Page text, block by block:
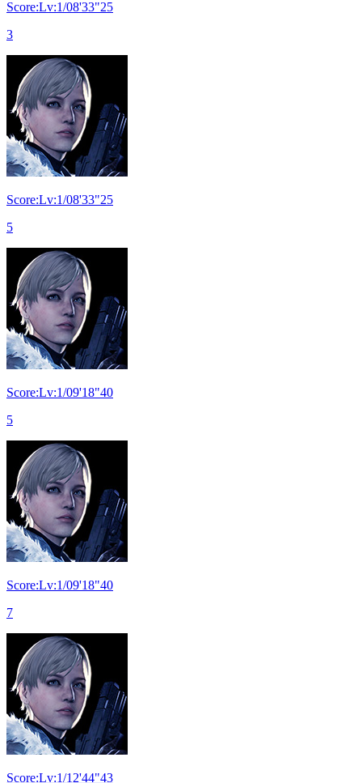
Score:Lv:1/08'33"25
3
Score:Lv:1/08'33"25
5
Score:Lv:1/09'18"40
5
Score:Lv:1/09'18"40
7
Score:Lv:1/12'44"43